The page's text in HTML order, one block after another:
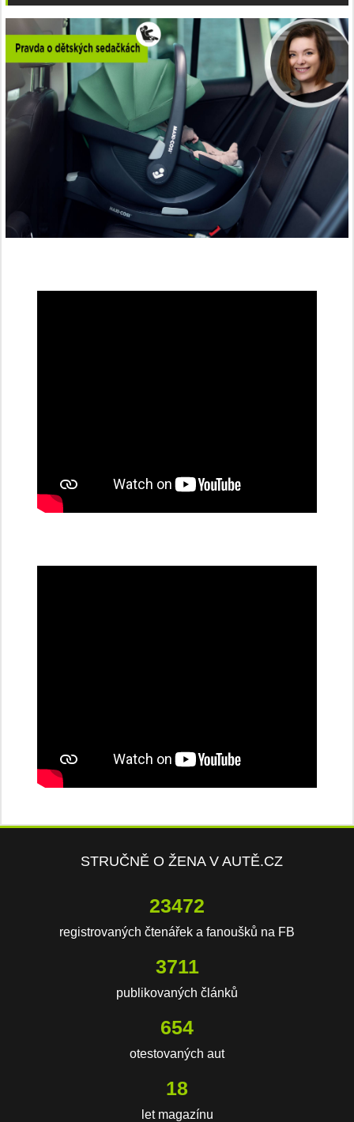
STRUČNĚ O ŽENA V AUTĚ.CZ
23472
registrovaných čtenářek a fanoušků na FB
3711
publikovaných článků
654
otestovaných aut
18
let magazínu